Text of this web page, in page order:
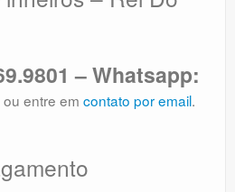
– Whatsapp:
ou entre em contato por email.